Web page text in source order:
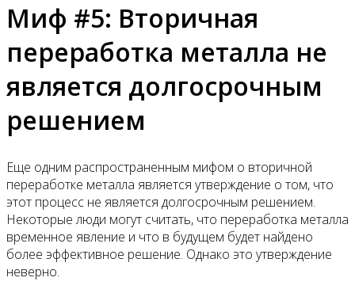
Миф #5: Вторичная
переработка металла не
является долгосрочным
решением
Еще одним распространенным мифом о вторичной
переработке металла является утверждение о том, что
этот процесс не является долгосрочным решением.
Некоторые люди могут считать, что переработка металла
временное явление и что в будущем будет найдено
более эффективное решение. Однако это утверждение
неверно.